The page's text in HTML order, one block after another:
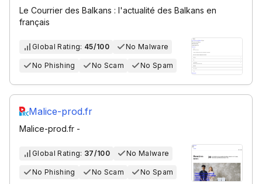
Le Courrier des Balkans : l'actualité des Balkans en
français
Global Rating: 45/100 No Malware
No Phishing No Scam No Spam
Malice-prod.fr
Malice-prod.fr -
Global Rating: 37/100 No Malware
No Phishing No Scam No Spam